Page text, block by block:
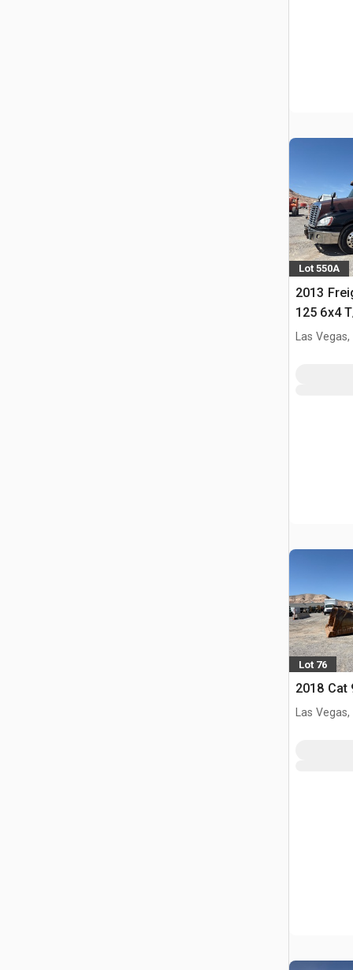
Lot 550A
2013
125 6x4
Trekker
Las Vegas,
Lot 76
2018 Cat
Las Vegas,